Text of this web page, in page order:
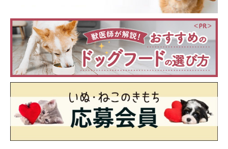
ておもしろいね。ちなみに有名な白い犬が出るコマーシャル
は音が鳴るだけでテレビに猛突進、イントロドン、って
感じだってさ。